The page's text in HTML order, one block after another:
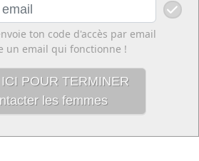
ton code d'accès par email
un email qui fonctionne !
POUR TERMINER
les femmes